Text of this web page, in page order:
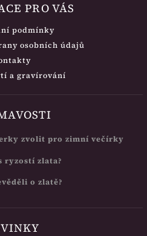
PRO VÁS
podmínky
osobních údajů
a gravírování
zvolit pro zimní večírky
ryzostí zlata?
o zlatě?